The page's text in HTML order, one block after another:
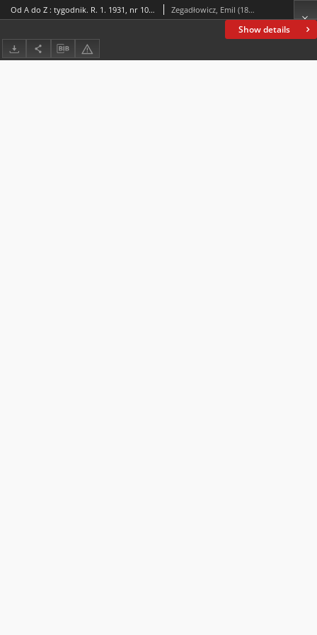
Show details
Od A do Z : tygodnik. R. 1. 1931, nr 10 (28 VI) Zegadłowicz, Emil (1888-1941)